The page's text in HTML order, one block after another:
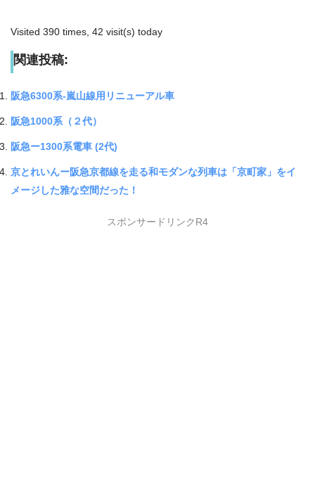
Visited 390 times, 42 visit(s) today
関連投稿:
阪急6300系-嵐山線用リニューアル車
阪急1000系（２代）
阪急ー1300系電車 (2代)
京とれいんー阪急京都線を走る和モダンな列車は「京町家」をイ
メージした雅な空間だった！
スポンサードリンクR4